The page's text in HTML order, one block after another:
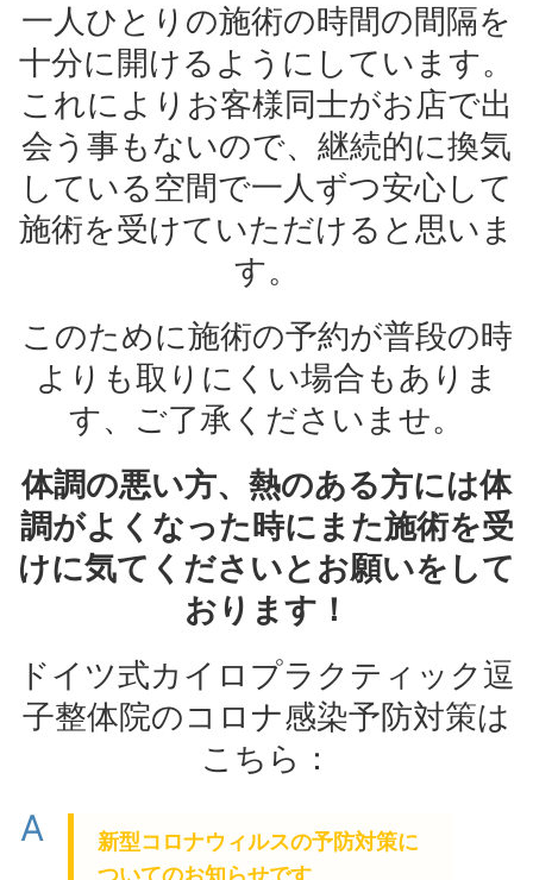
一人ひとりの施術の時間の間隔を
十分に開けるようにしています。
これによりお客様同士がお店で出
会う事もないので、継続的に換気
している空間で一人ずつ安心して
施術を受けていただけると思いま
す。
このために施術の予約が普段の時
よりも取りにくい場合もありま
す、ご了承くださいませ。
体調の悪い方、熱のある方には体
調がよくなった時にまた施術を受
けに気てくださいとお願いをして
おります！
ドイツ式カイロプラクティック逗
子整体院のコロナ感染予防対策は
こちら：
A
新型コロナウィルスの予防対策に